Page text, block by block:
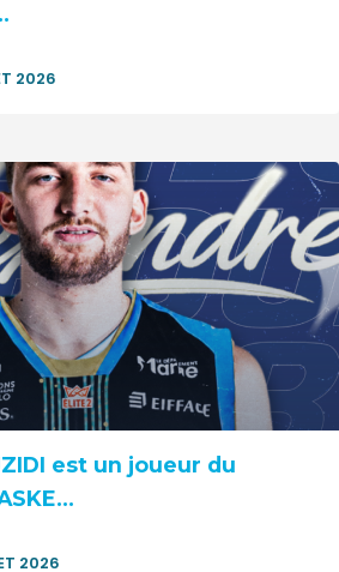
2026
est un joueur du
2026